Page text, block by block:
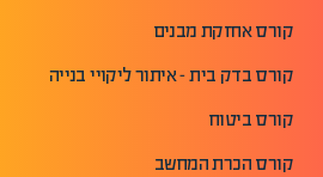
קורס אחזקת מבנים
קורס בדק בית - איתור ליקויי בנייה
קורס ביטוח
קורס הכרת המחשב